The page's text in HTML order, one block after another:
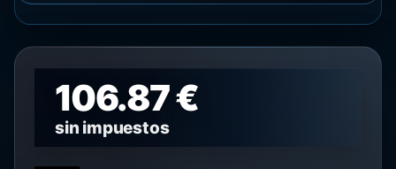
106.87 €
sin impuestos